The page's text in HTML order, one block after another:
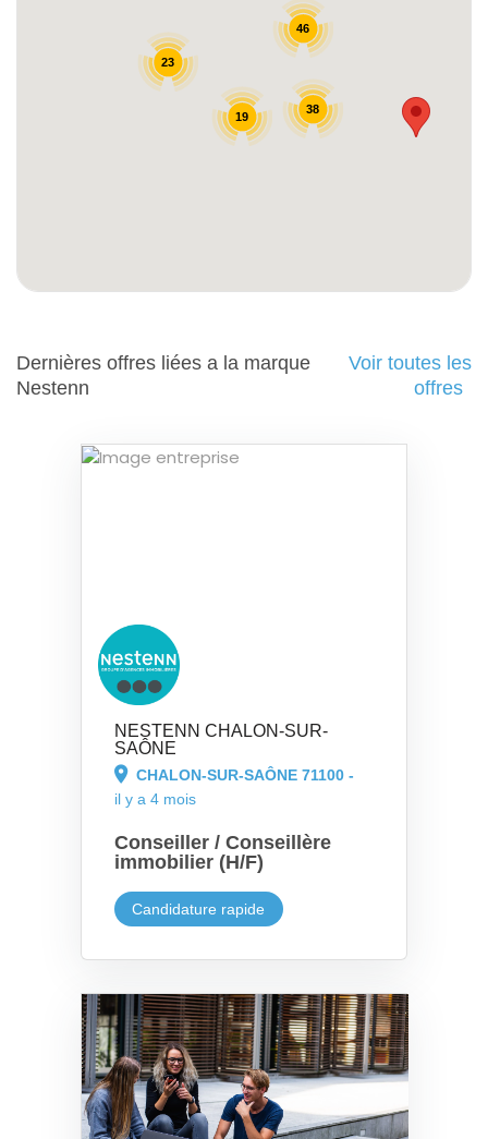
46
38
23
19
Dernières offres liées a la marque
Nestenn
Voir toutes les
offres
NESTENN CHALON-SUR-
SAÔNE
CHALON-SUR-SAÔNE 71100 -
il y a 4 mois
Conseiller / Conseillère
immobilier (H/F)
Candidature rapide